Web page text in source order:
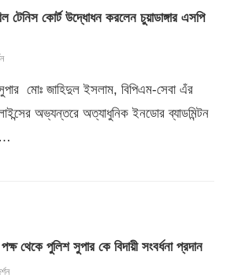
টেনিস কোর্ট উদ্ধোধন করলেন চুয়াডাঙ্গার এসপি
মোঃ জাহিদুল ইসলাম, বিপিএম-সেবা এঁর
অভ্যন্তরে অত্যাধুনিক ইনডোর ব্যাডমিন্টন
থেকে পুলিশ সুপার কে বিদায়ী সংবর্ধনা প্রদান